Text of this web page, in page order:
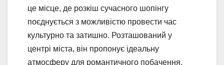
це місце, де розкіш сучасного шопінгу
поєднується з можливістю провести час
культурно та затишно. Розташований у
центрі міста, він пропонує ідеальну
атмосферу для романтичного побачення.